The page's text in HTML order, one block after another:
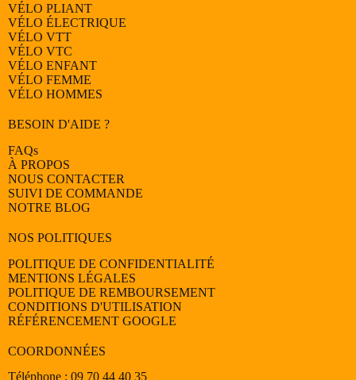
VÉLO PLIANT
VÉLO ÉLECTRIQUE
VÉLO VTT
VÉLO VTC
VÉLO ENFANT
VÉLO FEMME
VÉLO HOMMES
BESOIN D'AIDE ?
FAQs
À PROPOS
NOUS CONTACTER
SUIVI DE COMMANDE
NOTRE BLOG
NOS POLITIQUES
POLITIQUE DE CONFIDENTIALITÉ
MENTIONS LÉGALES
POLITIQUE DE REMBOURSEMENT
CONDITIONS D'UTILISATION
RÉFÉRENCEMENT GOOGLE
COORDONNÉES
Téléphone : 09 70 44 40 35